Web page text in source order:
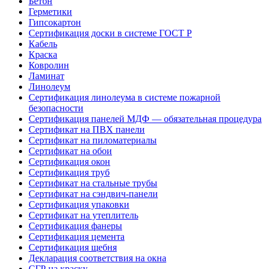
Герметики
Гипсокартон
Сертификация доски в системе ГОСТ Р
Кабель
Краска
Ковролин
Ламинат
Линолеум
Сертификация линолеума в системе пожарной
безопасности
Сертификация панелей МДФ — обязательная процедура
Сертификат на ПВХ панели
Сертификат на пиломатериалы
Сертификат на обои
Сертификация окон
Сертификация труб
Сертификат на стальные трубы
Сертификат на сэндвич-панели
Сертификация упаковки
Сертификат на утеплитель
Сертификация фанеры
Сертификация цемента
Сертификация щебня
Декларация соответствия на окна